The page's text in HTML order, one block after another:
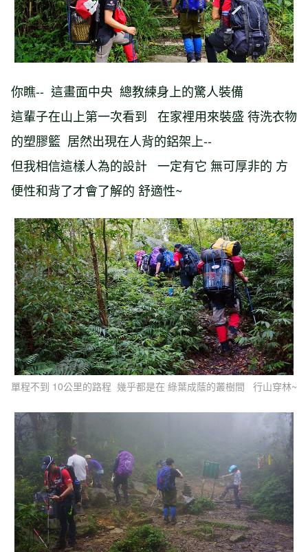
你瞧-- 這畫面中央 總教練身上的驚人裝備
這輩子在山上第一次看到 在家裡用來裝盛 待洗衣物
的塑膠籃 居然出現在人背的鋁架上--
但我相信這樣人為的設計 一定有它 無可厚非的 方
便性和背了才會了解的 舒適性~
單程不到 10公里的路程 幾乎都是在 綠葉成蔭的叢樹間 行山穿林~